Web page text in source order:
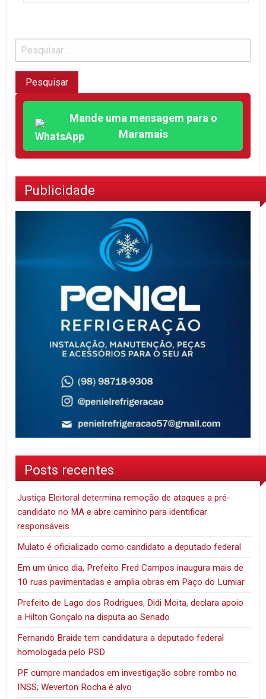
Mande uma mensagem para o
Maramais
Publicidade
Posts recentes
Justiça Eleitoral determina remoção de ataques a pré-
candidato no MA e abre caminho para identificar
responsáveis
Mulato é oficializado como candidato a deputado federal
Em um único dia, Prefeito Fred Campos inaugura mais de
10 ruas pavimentadas e amplia obras em Paço do Lumiar
Prefeito de Lago dos Rodrigues, Didi Moita, declara apoio
a Hilton Gonçalo na disputa ao Senado
Fernando Braide tem candidatura a deputado federal
homologada pelo PSD
PF cumpre mandados em investigação sobre rombo no
INSS; Weverton Rocha é alvo